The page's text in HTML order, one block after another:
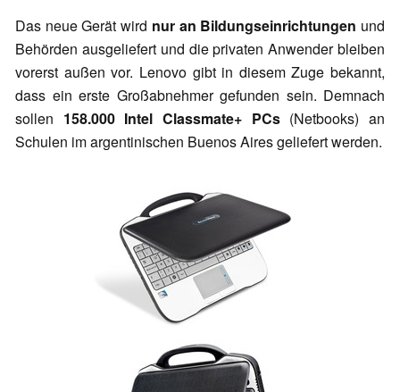
Das neue Gerät wird nur an Bildungseinrichtungen und
Behörden ausgeliefert und die privaten Anwender bleiben
vorerst außen vor. Lenovo gibt in diesem Zuge bekannt,
dass ein erste Großabnehmer gefunden sein. Demnach
sollen 158.000 Intel Classmate+ PCs(Netbooks) an
Schulen im argentinischen Buenos Aires geliefert werden.